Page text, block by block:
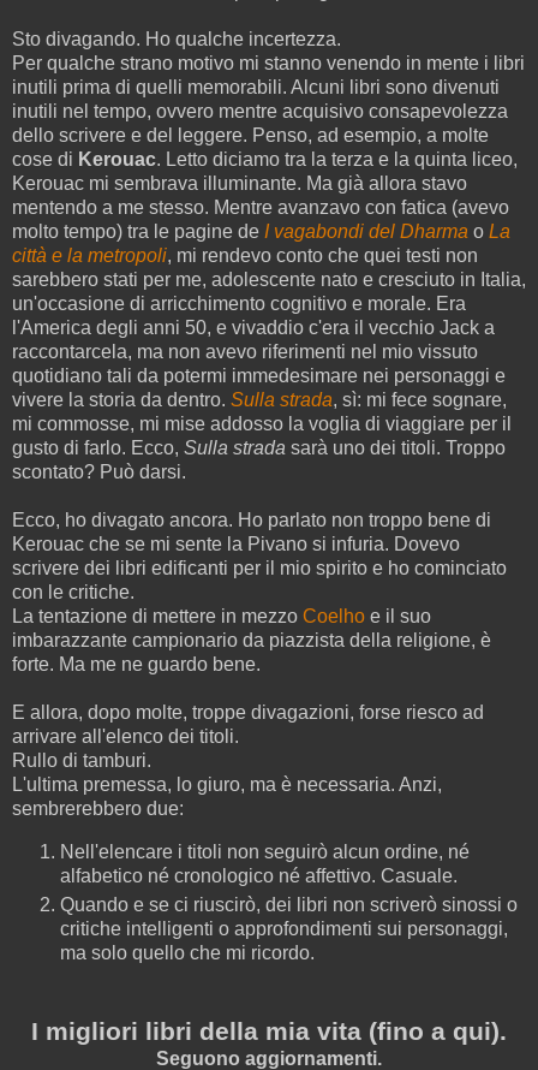
Sto divagando. Ho qualche incertezza.
Per qualche strano motivo mi stanno venendo in mente i libri
inutili prima di quelli memorabili. Alcuni libri sono divenuti
inutili nel tempo, ovvero mentre acquisivo consapevolezza
dello scrivere e del leggere. Penso, ad esempio, a molte
cose di Kerouac. Letto diciamo tra la terza e la quinta liceo,
Kerouac mi sembrava illuminante. Ma già allora stavo
mentendo a me stesso. Mentre avanzavo con fatica (avevo
molto tempo) tra le pagine de I vagabondi del Dharma o La
città e la metropoli, mi rendevo conto che quei testi non
sarebbero stati per me, adolescente nato e cresciuto in Italia,
un'occasione di arricchimento cognitivo e morale. Era
l'America degli anni 50, e vivaddio c'era il vecchio Jack a
raccontarcela, ma non avevo riferimenti nel mio vissuto
quotidiano tali da potermi immedesimare nei personaggi e
vivere la storia da dentro. Sulla strada, sì: mi fece sognare,
mi commosse, mi mise addosso la voglia di viaggiare per il
gusto di farlo. Ecco, Sulla strada sarà uno dei titoli. Troppo
scontato? Può darsi.
Ecco, ho divagato ancora. Ho parlato non troppo bene di
Kerouac che se mi sente la Pivano si infuria. Dovevo
scrivere dei libri edificanti per il mio spirito e ho cominciato
con le critiche.
La tentazione di mettere in mezzo Coelho e il suo
imbarazzante campionario da piazzista della religione, è
forte. Ma me ne guardo bene.
E allora, dopo molte, troppe divagazioni, forse riesco ad
arrivare all'elenco dei titoli.
Rullo di tamburi.
L'ultima premessa, lo giuro, ma è necessaria. Anzi,
sembrerebbero due:
Nell'elencare i titoli non seguirò alcun ordine, né
alfabetico né cronologico né affettivo. Casuale.
Quando e se ci riuscirò, dei libri non scriverò sinossi o
critiche intelligenti o approfondimenti sui personaggi,
ma solo quello che mi ricordo.
I migliori libri della mia vita (fino a qui).
Seguono aggiornamenti.